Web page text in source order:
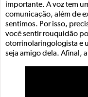
importante. A voz tem
comunicação, além de
sentimos. Por isso,
você sentir rouquidão
otorrinolaringologista e
seja amigo dela. Afinal,